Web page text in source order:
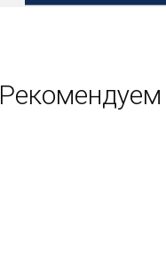
Рекомендуем